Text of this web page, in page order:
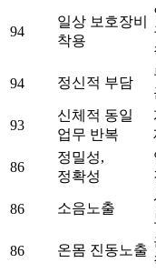
94
일상 보호장비
착용
94 정신적 부담
93
신체적 동일
업무 반복
86
정밀성,
정확성
86 소음노출
86 온몸 진동노출